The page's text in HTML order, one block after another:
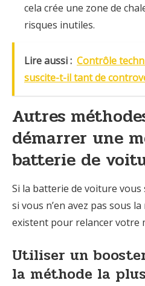
cela crée une zone de
risques inutiles.
Lire aussi : Contrôle
suscite-t-il tant de
Autres
démarrer une
batterie de
Si la batterie de voiture
si vous n’en avez pas sous
existent pour relancer votre
Utiliser un
la méthode la